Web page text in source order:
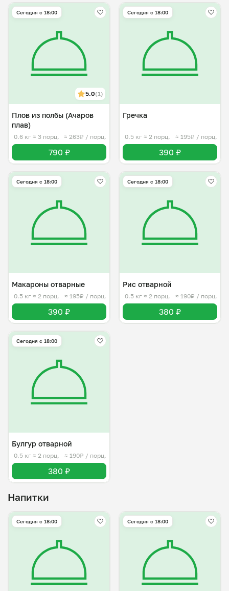
Сегодня с 18:00
5.0(1)
Плов из полбы (Ачаров
плав)
0.6 кг ≈ 3 порц. ≈ 263₽ / порц.
790 ₽
Сегодня с 18:00
Гречка
0.5 кг ≈ 2 порц. ≈ 195₽ / порц.
390 ₽
Сегодня с 18:00
Макароны отварные
0.5 кг ≈ 2 порц. ≈ 195₽ / порц.
390 ₽
Сегодня с 18:00
Рис отварной
0.5 кг ≈ 2 порц. ≈ 190₽ / порц.
380 ₽
Сегодня с 18:00
Булгур отварной
0.5 кг ≈ 2 порц. ≈ 190₽ / порц.
380 ₽
Напитки
Сегодня с 18:00 Сегодня с 18:00